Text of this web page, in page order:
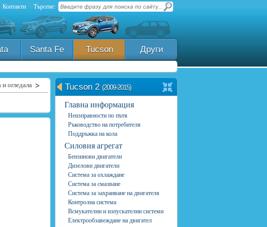
Контакти Търсене:
Santa Fe Tucson Други
и огледала Tucson 2 (2009-2015)
Главна информация
Неизправности по пътя
Ръководство на потребителя
Поддръжка на кола
Силовия агрегат
Бензинови двигатели
Дизелови двигатели
Система за охлаждане
Система за смазване
Система за захранване на двигателя
Контролна система
Всмукателни и изпускателни системи
Електрообзавеждане на двигател